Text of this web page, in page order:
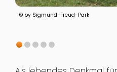
© by Sigmund-Freud-Park